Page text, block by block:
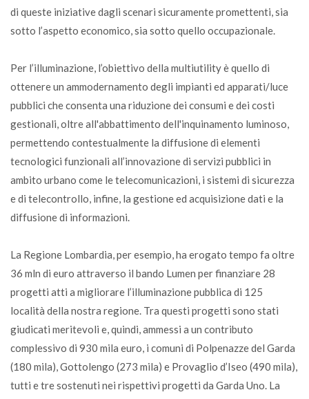
di queste iniziative dagli scenari sicuramente promettenti, sia
sotto l’aspetto economico, sia sotto quello occupazionale.
Per l’illuminazione, l’obiettivo della multiutility è quello di
ottenere un ammodernamento degli impianti ed apparati/luce
pubblici che consenta una riduzione dei consumi e dei costi
gestionali, oltre all'abbattimento dell'inquinamento luminoso,
permettendo contestualmente la diffusione di elementi
tecnologici funzionali all’innovazione di servizi pubblici in
ambito urbano come le telecomunicazioni, i sistemi di sicurezza
e di telecontrollo, infine, la gestione ed acquisizione dati e la
diffusione di informazioni.
La Regione Lombardia, per esempio, ha erogato tempo fa oltre
36 mln di euro attraverso il bando Lumen per finanziare 28
progetti atti a migliorare l’illuminazione pubblica di 125
località della nostra regione. Tra questi progetti sono stati
giudicati meritevoli e, quindi, ammessi a un contributo
complessivo di 930 mila euro, i comuni di Polpenazze del Garda
(180 mila), Gottolengo (273 mila) e Provaglio d’Iseo (490 mila),
tutti e tre sostenuti nei rispettivi progetti da Garda Uno. La